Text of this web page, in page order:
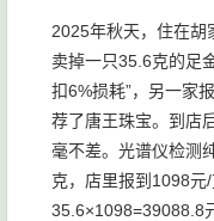
2025年秋天，住在胡
卖掉一只35.6克的足
扣6%损耗”，另一家
荐了唐王珠宝。到店
毫不差。光谱仪检测
克，店里报到1098元
35.6×1098=39088.8